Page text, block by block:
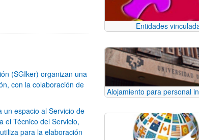
(SGIker) organizan una
con la colaboración de
un espacio al Servicio de
el Técnico del Servicio,
para la elaboración
Entidades
Alojamiento para personal